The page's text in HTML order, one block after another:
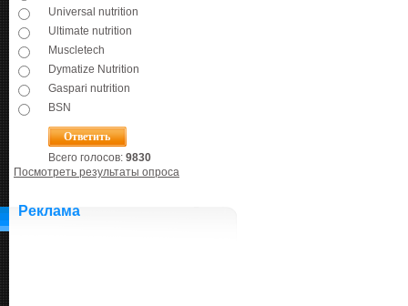
Universal nutrition
Ultimate nutrition
Muscletech
Dymatize Nutrition
Gaspari nutrition
BSN
Всего голосов: 9830
Посмотреть результаты опроса
Реклама